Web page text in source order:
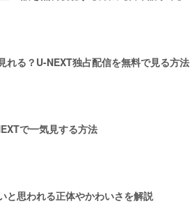
れる？U-NEXT独占配信を無料で見る方法
で一気見する方法
と思われる正体やかわいさを解説